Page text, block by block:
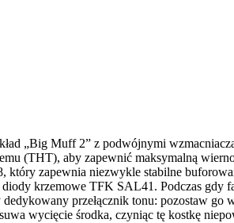
„Big Muff 2” z podwójnymi
(THT), aby zapewnić maksymalną
zapewnia niezwykle stabilne
krzemowe TFK SAL41. Podczas
przełącznik tonu: pozostaw
wycięcie środka, czyniąc tę kostkę